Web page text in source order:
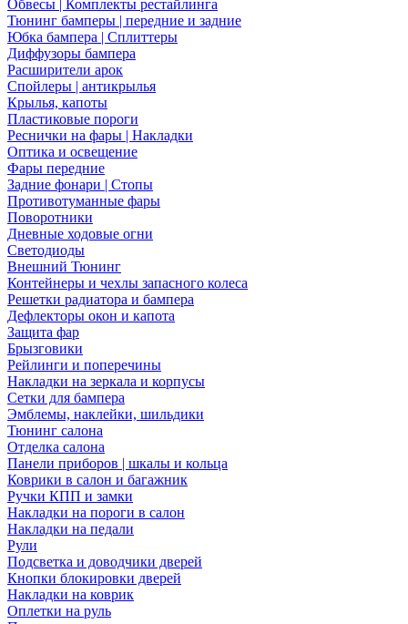
Обвесы | Комплекты рестайлинга
Тюнинг бамперы | передние и задние
Юбка бампера | Сплиттеры
Диффузоры бампера
Расширители арок
Спойлеры | антикрылья
Крылья, капоты
Пластиковые пороги
Реснички на фары | Накладки
Оптика и освещение
Фары передние
Задние фонари | Стопы
Противотуманные фары
Поворотники
Дневные ходовые огни
Светодиоды
Внешний Тюнинг
Контейнеры и чехлы запасного колеса
Решетки радиатора и бампера
Дефлекторы окон и капота
Защита фар
Брызговики
Рейлинги и поперечины
Накладки на зеркала и корпусы
Сетки для бампера
Эмблемы, наклейки, шильдики
Тюнинг салона
Отделка салона
Панели приборов | шкалы и кольца
Коврики в салон и багажник
Ручки КПП и замки
Накладки на пороги в салон
Накладки на педали
Рули
Подсветка и доводчики дверей
Кнопки блокировки дверей
Накладки на коврик
Оплетки на руль